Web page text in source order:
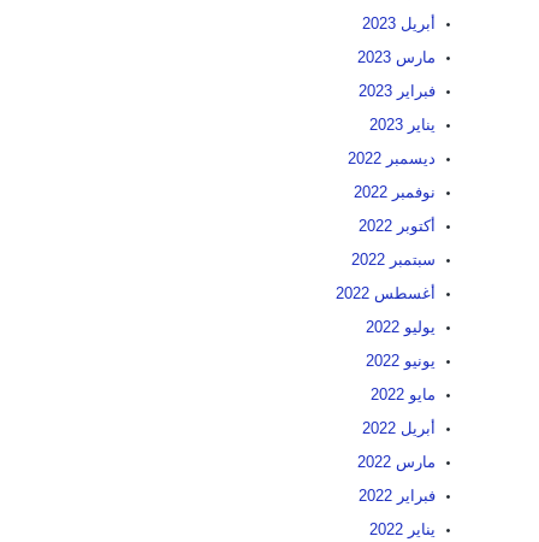
أبريل 2023
مارس 2023
فبراير 2023
يناير 2023
ديسمبر 2022
نوفمبر 2022
أكتوبر 2022
سبتمبر 2022
أغسطس 2022
يوليو 2022
يونيو 2022
مايو 2022
أبريل 2022
مارس 2022
فبراير 2022
يناير 2022